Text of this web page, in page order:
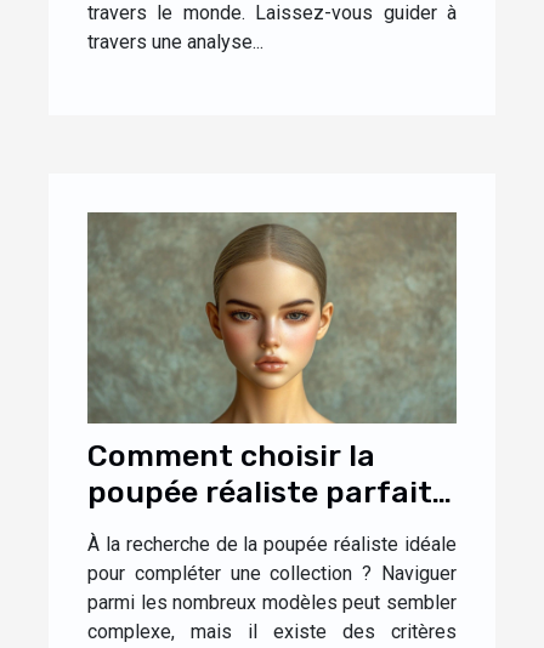
travers le monde. Laissez-vous guider à
travers une analyse...
Comment choisir la
poupée réaliste parfaite
pour votre collection ?
À la recherche de la poupée réaliste idéale
pour compléter une collection ? Naviguer
parmi les nombreux modèles peut sembler
complexe, mais il existe des critères